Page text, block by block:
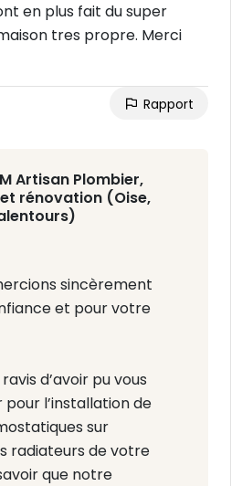
en plus fait du super
tres propre. Merci
Rapport
Artisan Plombier,
rénovation (Oise,
sincèrement
et pour votre
d’avoir pu vous
l’installation de
sur
radiateurs de votre
que notre